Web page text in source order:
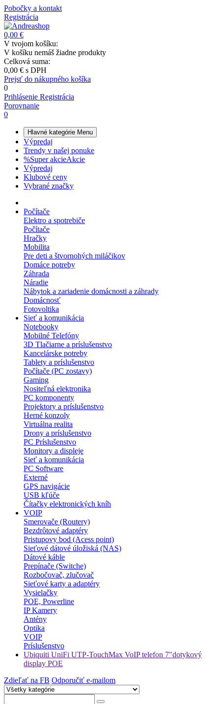
Pobočky a kontakt
Registrácia
0,00 €
V tvojom košíku:
V košíku nemáš žiadne produkty
Celková suma:
0,00 € s DPH
Prejsť do nákupného košíka
0
Prihlásenie Registrácia
Porovnanie
0
Hlavné kategórie Menu
Výpredaj
Trendy v našej ponuke
%Super akcieAkcie
Výpredaj
Klubové ceny
Vybrané značky
Počítače
Elektro a spotrebiče
Počítače
Hračky
Mobilita
Pre deti a štvornohých miláčikov
Domáce potreby
Záhrada
Náradie
Nábytok a zariadenie domácnosti a záhrady
Domácnosť
Fotovoltika
Sieť a komunikácia
Notebooky
Mobilné Telefóny
3D Tlačiarne a príslušenstvo
Kancelárske potreby
Tablety a príslušenstvo
Počítače (PC zostavy)
Gaming
Nositeľná elektronika
PC komponenty
Projektory a príslušenstvo
Herné konzoly
Virtuálna realita
Drony a príslušenstvo
PC Príslušenstvo
Monitory a displeje
Sieť a komunikácia
PC Software
Externé
GPS navigácie
USB kľúče
Čítačky elektronických kníh
VOIP
Smerovače (Routery)
Bezdrôtové adaptéry
Pristupovy bod (Acess point)
Sieťové dátové úložiská (NAS)
Dátové káble
Prepínače (Switche)
Rozbočovač, zlučovač
Sieťové karty a adaptéry
Vysielačky
POE, Powerline
IP Kamery
Antény
Optika
VOIP
Príslušenstvo
Ubiquiti UniFi UTP-TouchMax VoIP telefon 7"dotykový
display POE
Zdieľať na FB Odporučiť e-mailom